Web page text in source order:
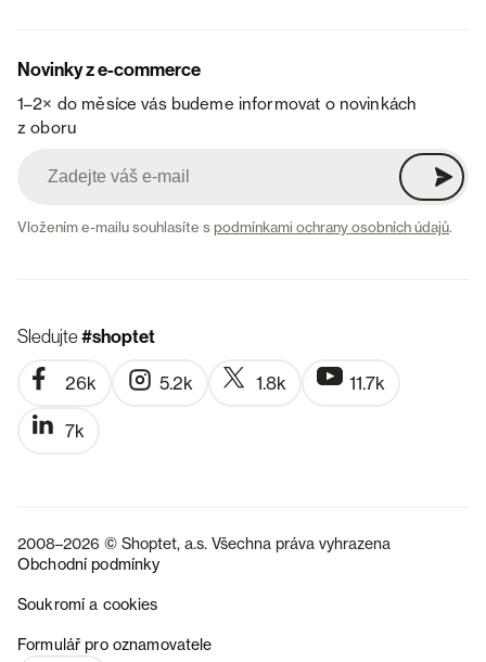
Novinky z e-commerce
1–2× do měsíce vás budeme informovat o novinkách
z oboru
Vložením e-mailu souhlasíte spodmínkami ochrany osobních údajů.
Sledujte#shoptet
26k 5.2k 1.8k 11.7k
7k
2008–2026 © Shoptet, a.s. Všechna práva vyhrazena
Obchodní podmínky
Soukromí a cookies
Formulář pro oznamovatele